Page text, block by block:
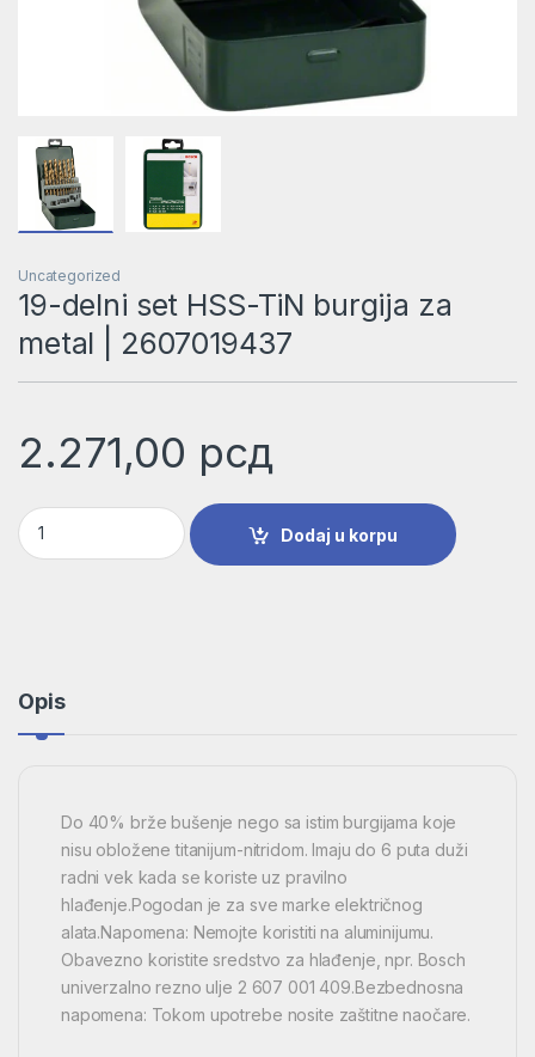
Uncategorized
19-delni set HSS-TiN burgija za
metal | 2607019437
2.271,00 рсд
19-delni set HSS-TiN burgija za metal | 2607019437 količina
Dodaj u korpu
Opis
Do 40% brže bušenje nego sa istim burgijama koje
nisu obložene titanijum-nitridom. Imaju do 6 puta duži
radni vek kada se koriste uz pravilno
hlađenje.Pogodan je za sve marke električnog
alata.Napomena: Nemojte koristiti na aluminijumu.
Obavezno koristite sredstvo za hlađenje, npr. Bosch
univerzalno rezno ulje 2 607 001 409.Bezbednosna
napomena: Tokom upotrebe nosite zaštitne naočare.